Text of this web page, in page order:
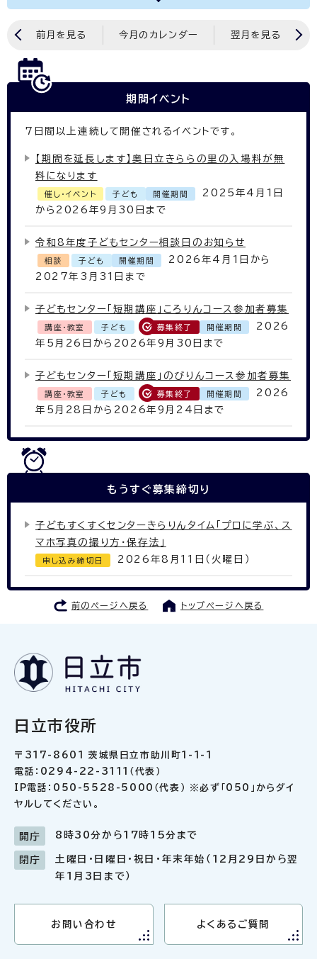
前月を見る 今月のカレンダー 翌月を見る
期間イベント
7 日間以上連続して開催されるイベントです。
【期間を延長します】奥日立きららの里の入場料が無
料になります
催し・イベント 子ども 開催期間
2025年4月1日
から2026年9月30日まで
令和8年度子どもセンター相談日のお知らせ
相談 子ども 開催期間
2026年4月1日から
2027年3月31日まで
子どもセンター「短期講座」ころりんコース参加者募集
講座・教室 子ども 募集終了 開催期間
2026
年5月26日から2026年9月30日まで
子どもセンター「短期講座」のびりんコース参加者募集
講座・教室 子ども 募集終了 開催期間
2026
年5月28日から2026年9月24日まで
もうすぐ募集締切り
子どもすくすくセンターきらりんタイム「プロに学ぶ、ス
マホ写真の撮り方・保存法」
申し込み締切日 2026年8月11日（火曜日）
前のページへ戻る トップページへ戻る
日立市役所
〒317-8601 茨城県日立市助川町1-1-1
電話：0294-22-3111（代表）
IP電話：050-5528-5000（代表） ※必ず「050」からダイ
ヤルしてください。
開庁 8時30分から17時15分まで
閉庁
土曜日・日曜日・祝日・年末年始（12月29日から翌
年1月3日まで）
お問い合わせ よくあるご質問